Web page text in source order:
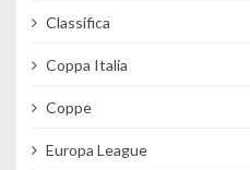
Classifica
Coppa Italia
Coppe
Europa League